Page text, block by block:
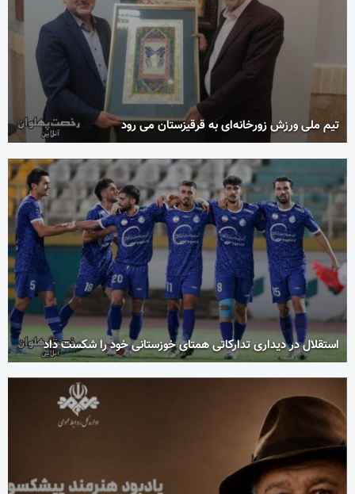
تیم ملی ورزش زورخانه‌ای به قرقیزستان می رود
استقلال در دیداری تدارکاتی همتای خوزستانی خود را شکست داد